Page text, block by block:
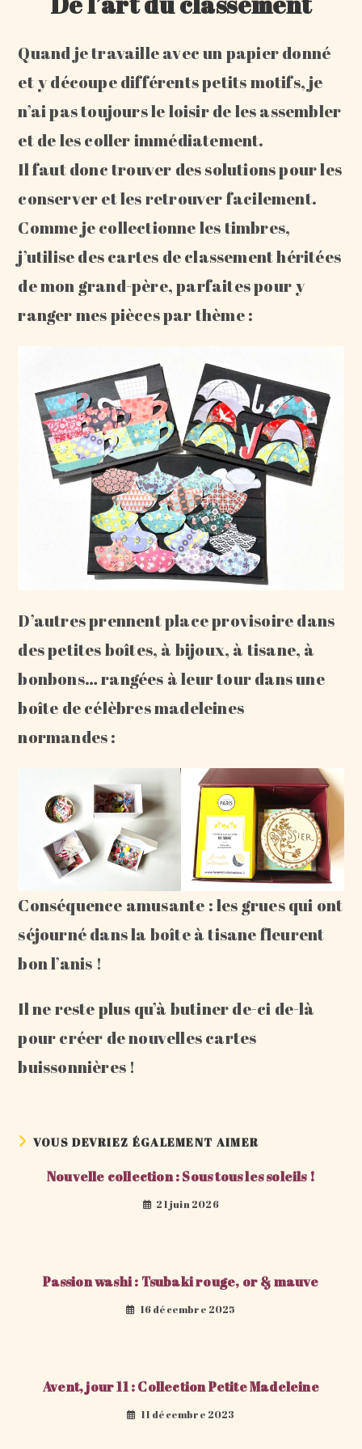
Quand je travaille avec un papier donné
et y découpe différents petits motifs, je
n’ai pas toujours le loisir de les assembler
et de les coller immédiatement.
Il faut donc trouver des solutions pour les
conserver et les retrouver facilement.
Comme je collectionne les timbres,
j’utilise des cartes de classement héritées
de mon grand-père, parfaites pour y
ranger mes pièces par thème :
D’autres prennent place provisoire dans
des petites boîtes, à bijoux, à tisane, à
bonbons… rangées à leur tour dans une
boîte de célèbres madeleines
normandes :
Conséquence amusante : les grues qui ont
séjourné dans la boîte à tisane fleurent
bon l’anis !
Il ne reste plus qu’à butiner de-ci de-là
pour créer de nouvelles cartes
buissonnières !
VOUS DEVRIEZ ÉGALEMENT AIMER
Nouvelle collection : Sous tous les soleils !
21 juin 2026
Passion washi : Tsubaki rouge, or & mauve
16 décembre 2025
Avent, jour 11 : Collection Petite Madeleine
11 décembre 2023